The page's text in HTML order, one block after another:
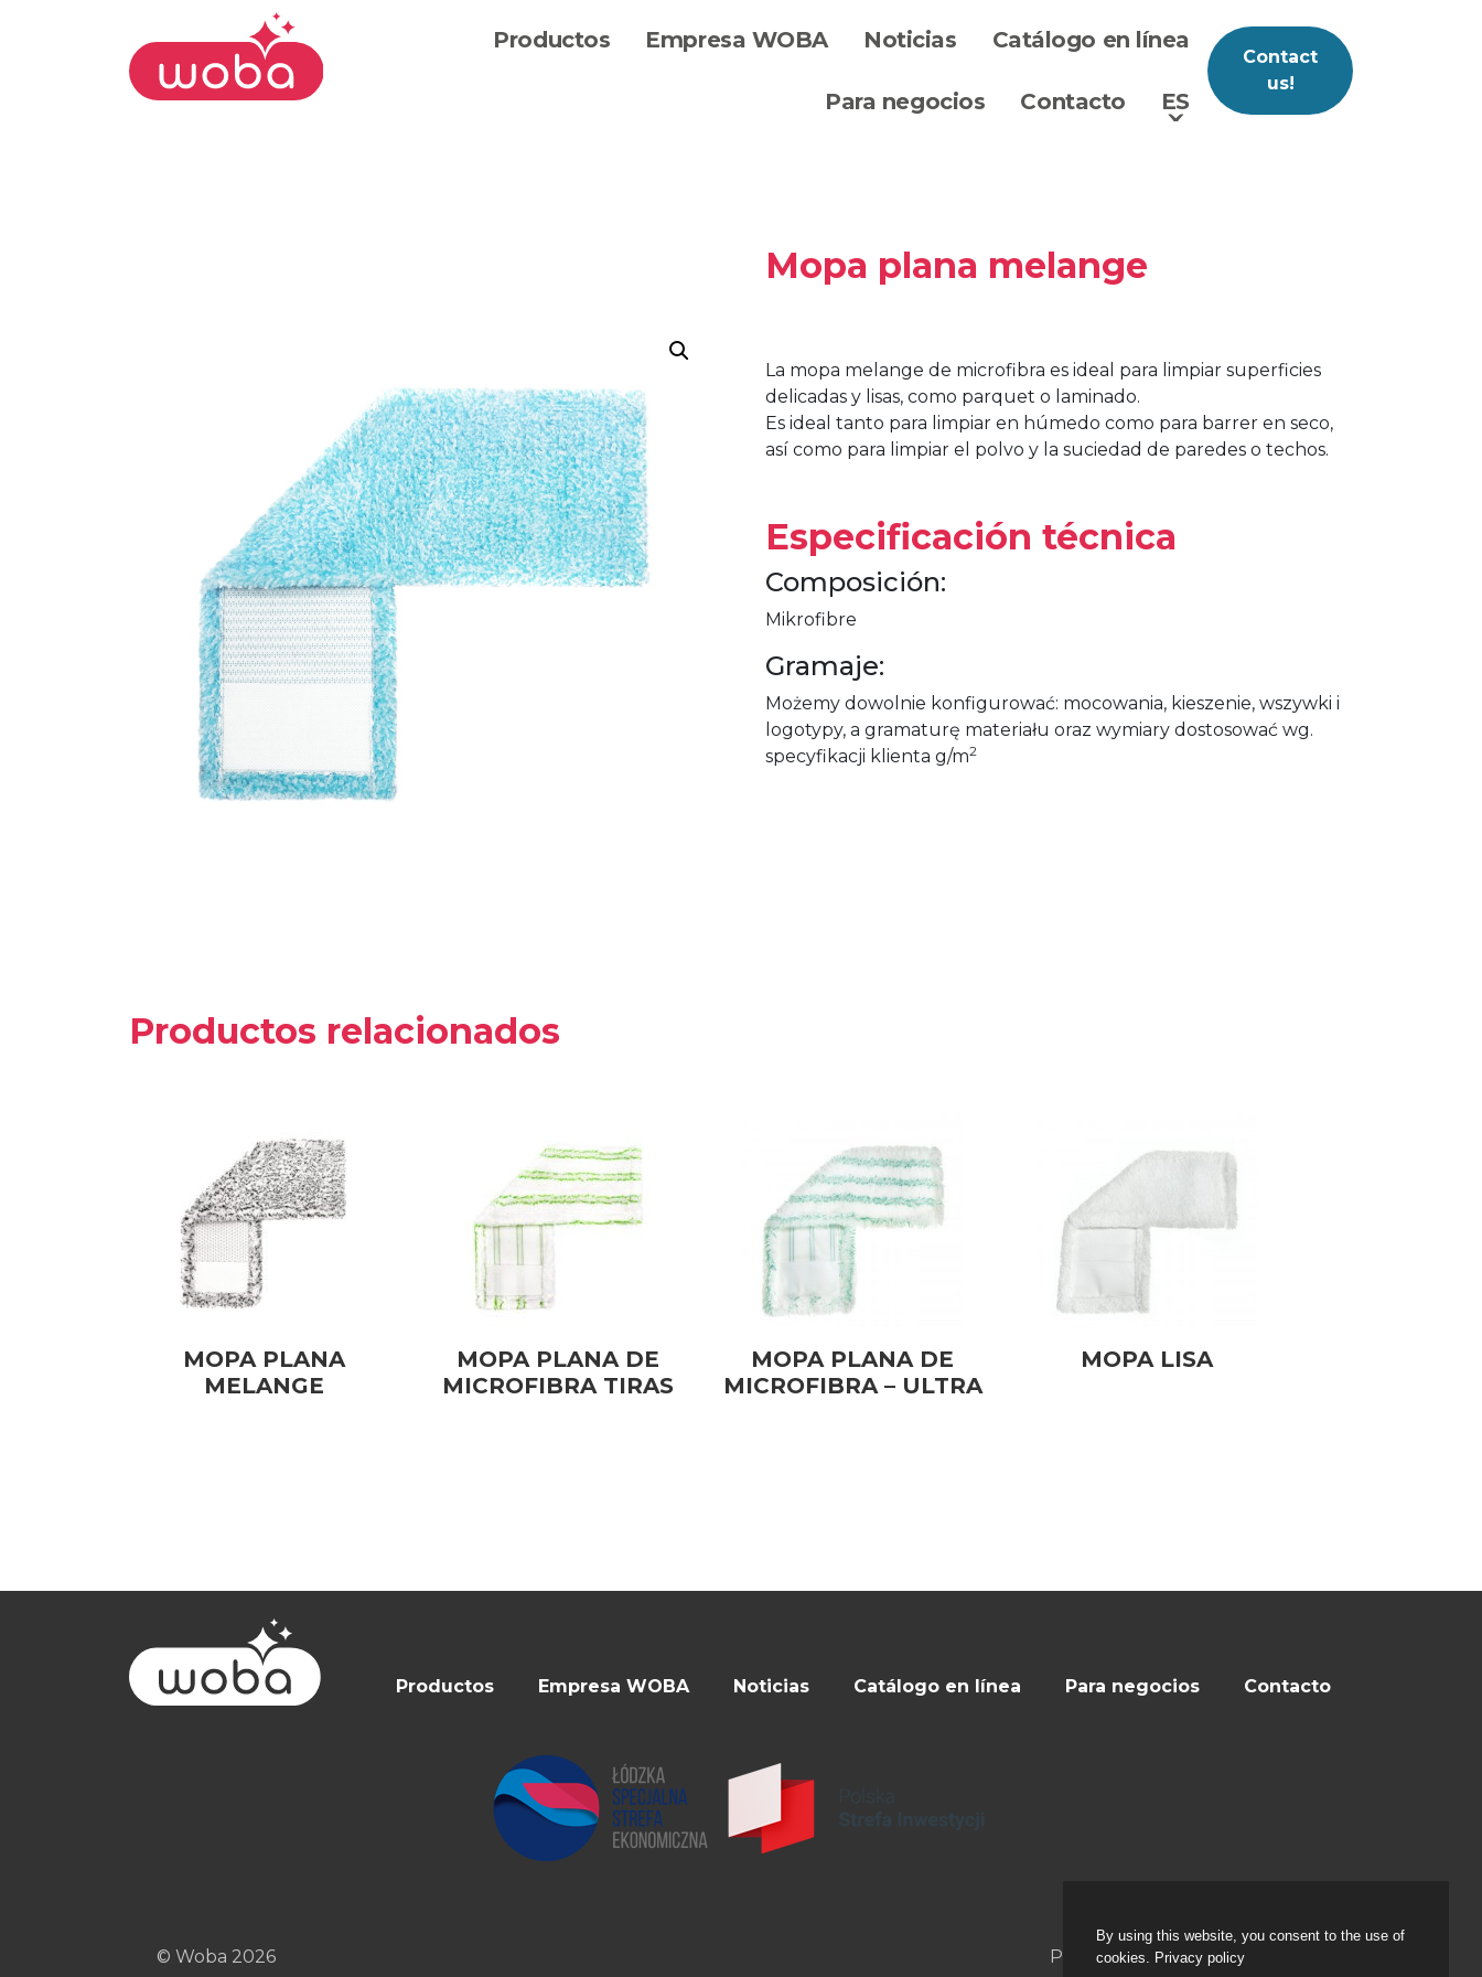
Productos Empresa WOBA Noticias Catálogo en línea
Para negocios Contacto ES
ˇ
Contact
us!
Mopa plana melange
La mopa melange de microfibra es ideal para limpiar superficies
delicadas y lisas, como parquet o laminado.
Es ideal tanto para limpiar en húmedo como para barrer en seco,
así como para limpiar el polvo y la suciedad de paredes o techos.
Especificación técnica
Composición:
Mikrofibre
Gramaje:
Możemy dowolnie konfigurować: mocowania, kieszenie, wszywki i
logotypy, a gramaturę materiału oraz wymiary dostosować wg.
specyfikacji klienta g/m2
Productos relacionados
MOPA PLANA
MELANGE
MOPA PLANA DE
MICROFIBRA TIRAS
MOPA PLANA DE
MICROFIBRA – ULTRA
MOPA LISA
Productos Empresa WOBA Noticias Catálogo en línea Para negocios Contacto
© Woba 2026 Project and realization
By using this website, you consent to the use of
cookies. Privacy policy